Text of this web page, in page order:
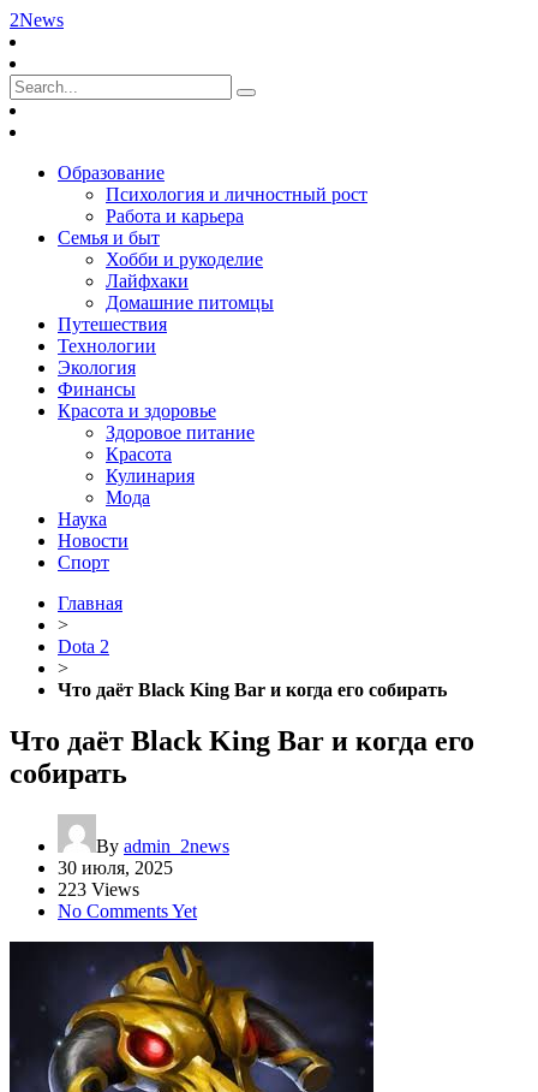
2News
Образование
Психология и личностный рост
Работа и карьера
Семья и быт
Хобби и рукоделие
Лайфхаки
Домашние питомцы
Путешествия
Технологии
Экология
Финансы
Красота и здоровье
Здоровое питание
Красота
Кулинария
Мода
Наука
Новости
Спорт
Главная
>
Dota 2
>
Что даёт Black King Bar и когда его собирать
Что даёт Black King Bar и когда его
собирать
By admin_2news
30 июля, 2025
223 Views
No Comments Yet